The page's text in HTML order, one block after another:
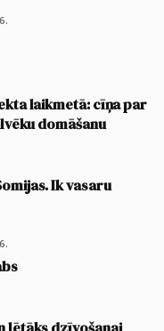
laikmetā: cīņa par
domāšanu
Ik vasaru